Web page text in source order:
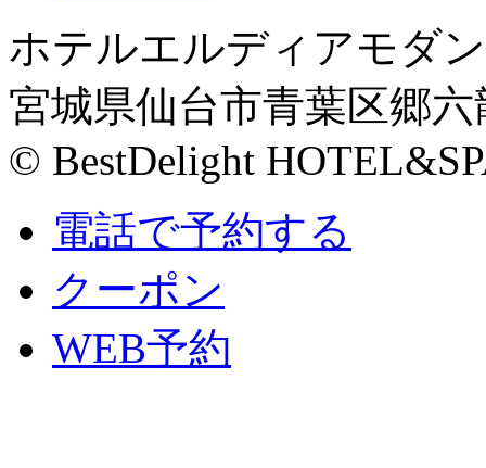
ホテルエルディアモダ
宮城県仙台市青葉区郷六
© BestDelight
電話で予約する
クーポン
WEB予約